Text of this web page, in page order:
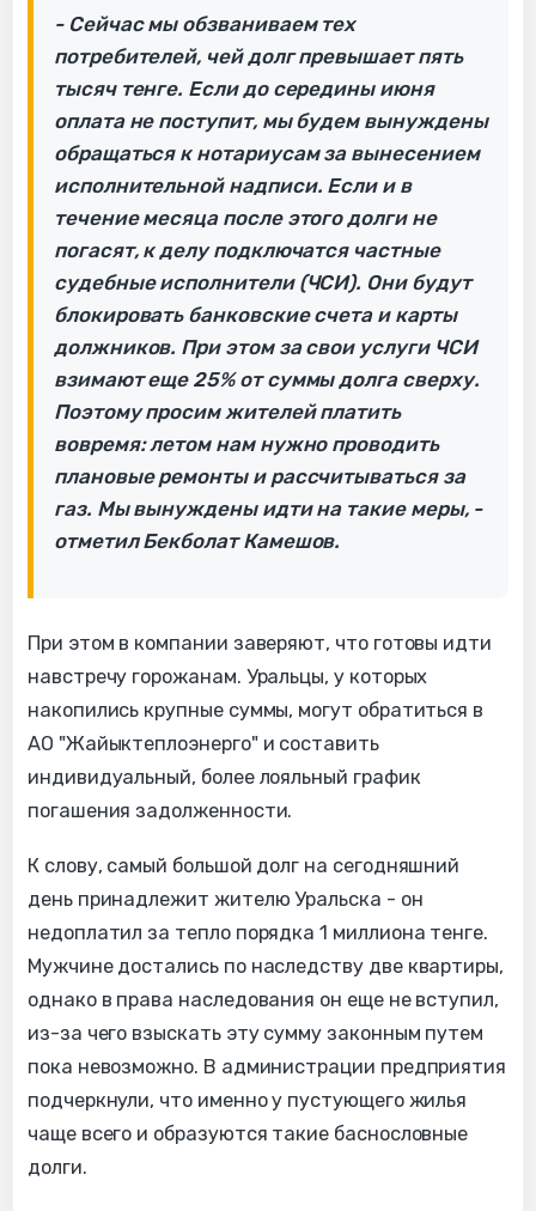
- Сейчас мы обзваниваем тех
потребителей, чей долг превышает пять
тысяч тенге. Если до середины июня
оплата не поступит, мы будем вынуждены
обращаться к нотариусам за вынесением
исполнительной надписи. Если и в
течение месяца после этого долги не
погасят, к делу подключатся частные
судебные исполнители (ЧСИ). Они будут
блокировать банковские счета и карты
должников. При этом за свои услуги ЧСИ
взимают еще 25% от суммы долга сверху.
Поэтому просим жителей платить
вовремя: летом нам нужно проводить
плановые ремонты и рассчитываться за
газ. Мы вынуждены идти на такие меры, -
отметил Бекболат Камешов.
При этом в компании заверяют, что готовы идти
навстречу горожанам. Уральцы, у которых
накопились крупные суммы, могут обратиться в
АО "Жайыктеплоэнерго" и составить
индивидуальный, более лояльный график
погашения задолженности.
К слову, самый большой долг на сегодняшний
день принадлежит жителю Уральска - он
недоплатил за тепло порядка 1 миллиона тенге.
Мужчине достались по наследству две квартиры,
однако в права наследования он еще не вступил,
из-за чего взыскать эту сумму законным путем
пока невозможно. В администрации предприятия
подчеркнули, что именно у пустующего жилья
чаще всего и образуются такие баснословные
долги.